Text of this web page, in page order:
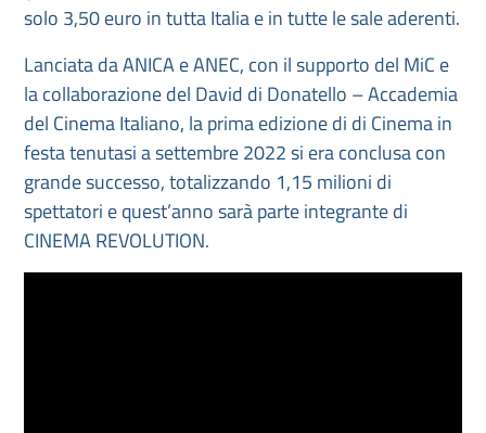
solo 3,50 euro in tutta Italia e in tutte le sale aderenti.
Lanciata da ANICA e ANEC, con il supporto del MiC e
la collaborazione del David di Donatello – Accademia
del Cinema Italiano, la prima edizione di di Cinema in
festa tenutasi a settembre 2022 si era conclusa con
grande successo, totalizzando 1,15 milioni di
spettatori e quest’anno sarà parte integrante di
CINEMA REVOLUTION.